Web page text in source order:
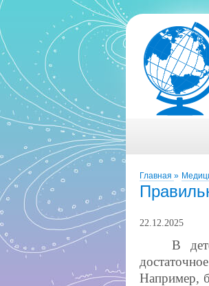
Главная »
22.12.2025
В
Например,